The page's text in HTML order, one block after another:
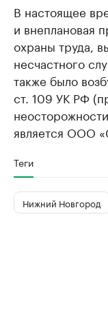
В настоящее
и внеплановая
охраны труда,
несчастного
также было
ст. 109 УК РФ
является ООО
Теги
Нижний Новгород